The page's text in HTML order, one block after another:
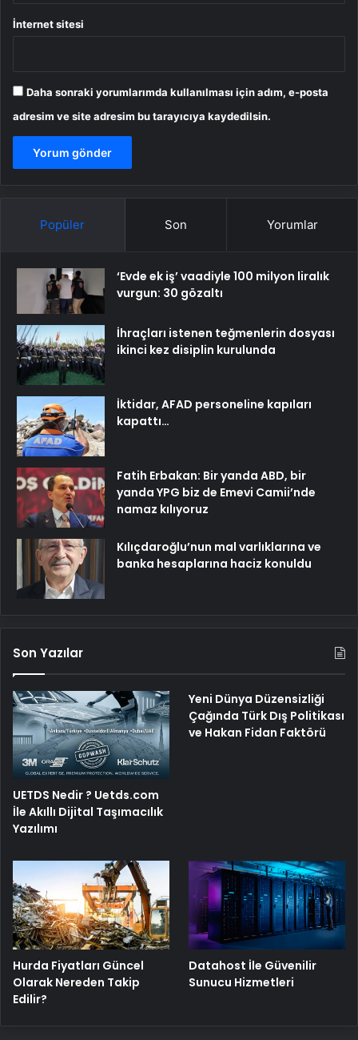
İnternet sitesi
Daha sonraki yorumlarımda kullanılması için adım, e-posta
adresim ve site adresim bu tarayıcıya kaydedilsin.
Popüler Son Yorumlar
‘Evde ek iş’ vaadiyle 100 milyon liralık
vurgun: 30 gözaltı
İhraçları istenen teğmenlerin dosyası
ikinci kez disiplin kurulunda
İktidar, AFAD personeline kapıları
kapattı…
Fatih Erbakan: Bir yanda ABD, bir
yanda YPG biz de Emevi Camii’nde
namaz kılıyoruz
Kılıçdaroğlu’nun mal varlıklarına ve
banka hesaplarına haciz konuldu
Son Yazılar
UETDS Nedir ? Uetds.com
İle Akıllı Dijital Taşımacılık
Yazılımı
Yeni Dünya Düzensizliği
Çağında Türk Dış Politikası
ve Hakan Fidan Faktörü
Hurda Fiyatları Güncel
Olarak Nereden Takip
Edilir?
Datahost İle Güvenilir
Sunucu Hizmetleri